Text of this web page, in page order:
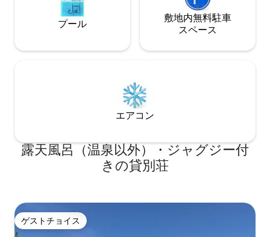
プール
敷地内無料駐⁠車
ス⁠ペ⁠ー⁠ス
エアコン
露天風呂（温泉以外）・ジャグジー付
きの貸別荘
ゲストチョイス
ゲストチョイス